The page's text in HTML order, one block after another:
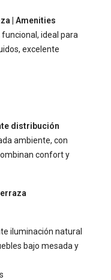
| Amenities
ideal para
excelente
distribución
ambiente, con
confort y
iluminación natural
bajo mesada y